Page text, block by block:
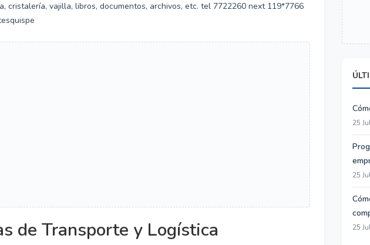
cristalería, vajilla, libros, documentos, archivos, etc. tel 7722260 next 119*7766
de Transporte y Logística
25
25
25